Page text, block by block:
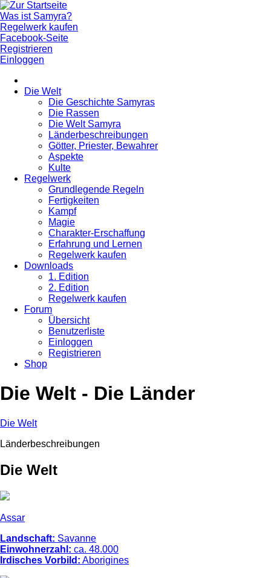
Was ist Samyra?
Regelwerk kaufen
Facebook-Seite
Registrieren
Einloggen
Die Welt
Die Geschichte Samyras
Die Rassen
Die Welt Samyra
Länderbeschreibungen
Götter, Priester, Bewahrer
Aspekte
Kulte
Regelwerk
Grundlegende Regeln
Fertigkeiten
Kampf
Magie
Charakter-Erschaffung
Erfahrung und Lernen
Regelwerk kaufen
Downloads
1. Edition
2. Edition
Regelwerk kaufen
Forum
Übersicht
Benutzerliste
Einloggen
Registrieren
Shop
Die Welt - Die Länder
Die Welt
Länderbeschreibungen
Die Welt
Assar
Landschaft: Savanne
Einwohnerzahl: ca. 48.000
Irdisches Vorbild: Aborigines